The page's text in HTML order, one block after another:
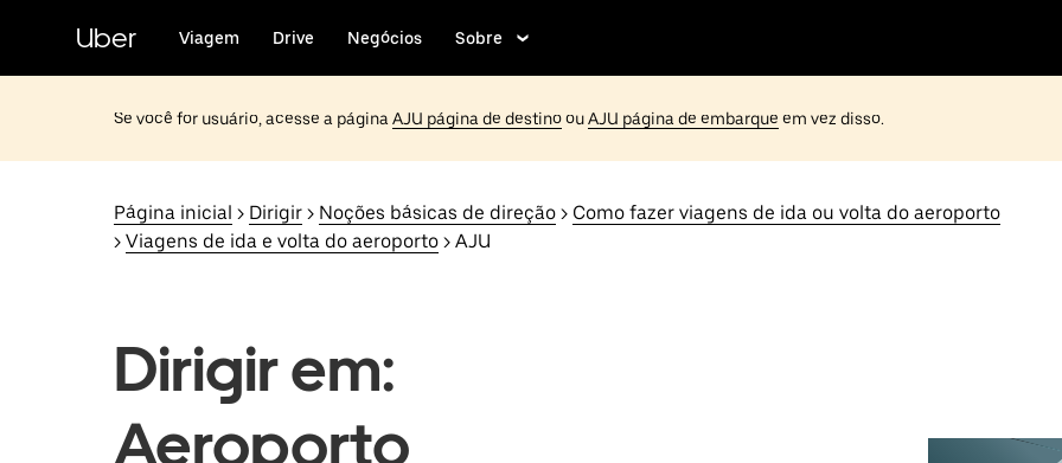
conteúdo
Uber Viagem Drive Negócios Sobre
Se você for usuário, acesse a página AJU página de destinoouAJU página de embarque em vez disso.
Página inicial > Dirigir > Noções básicas de direção > Como fazer viagens de ida ou volta do aeroporto
> Viagens de ida e volta do aeroporto > AJU
Dirigir em:
Aeroporto